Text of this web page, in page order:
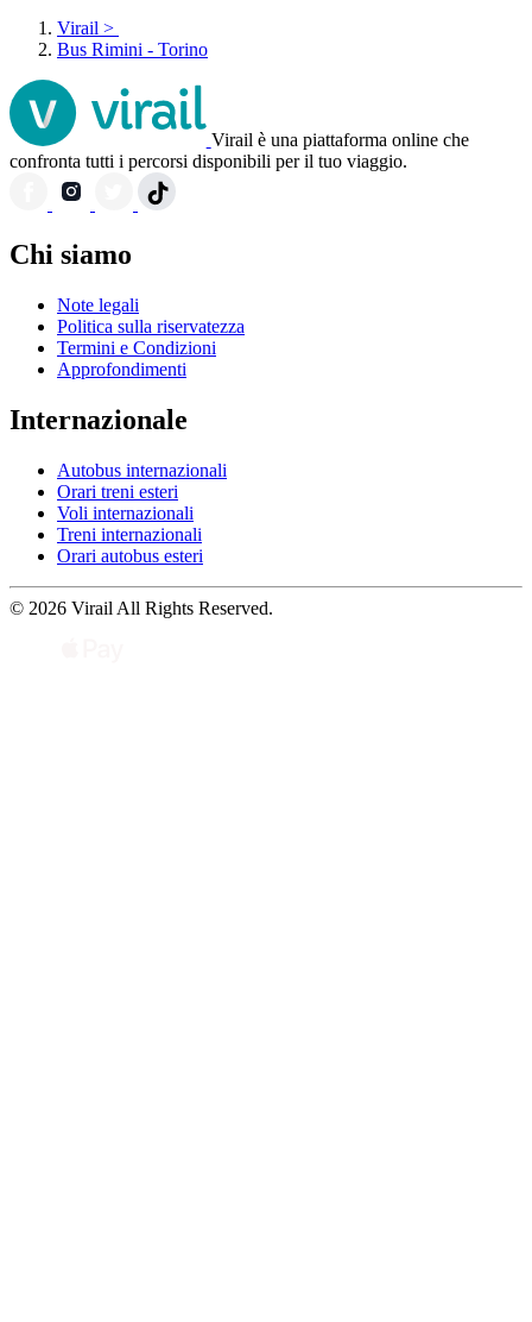
Virail >
Bus Rimini - Torino
Virail è una piattaforma online che
confronta tutti i percorsi disponibili per il tuo viaggio.
Chi siamo
Note legali
Politica sulla riservatezza
Termini e Condizioni
Approfondimenti
Internazionale
Autobus internazionali
Orari treni esteri
Voli internazionali
Treni internazionali
Orari autobus esteri
© 2026 Virail All Rights Reserved.